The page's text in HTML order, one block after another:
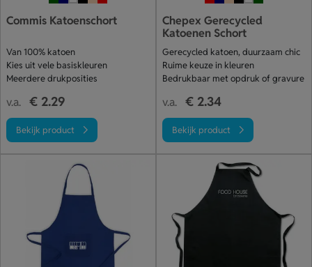
Commis Katoenschort
Van 100% katoen
Kies uit vele basiskleuren
Meerdere drukposities
v.a. € 2.29
Bekijk product
Chepex Gerecycled
Katoenen Schort
Gerecycled katoen, duurzaam chic
Ruime keuze in kleuren
Bedrukbaar met opdruk of gravure
v.a. € 2.34
Bekijk product